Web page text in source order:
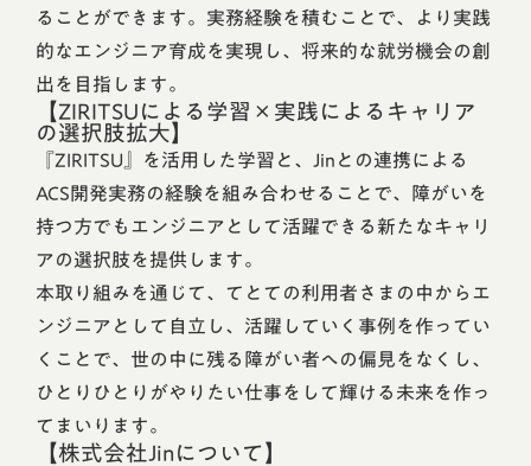
ることができます。実務経験を積むことで、より実践
的なエンジニア育成を実現し、将来的な就労機会の創
出を目指します。
【ZIRITSUによる学習×実践によるキャリア
の選択肢拡大】
『ZIRITSU』を活用した学習と、Jinとの連携による
ACS開発実務の経験を組み合わせることで、障がいを
持つ方でもエンジニアとして活躍できる新たなキャリ
アの選択肢を提供します。
本取り組みを通じて、てとての利用者さまの中からエ
ンジニアとして自立し、活躍していく事例を作ってい
くことで、世の中に残る障がい者への偏見をなくし、
ひとりひとりがやりたい仕事をして輝ける未来を作っ
てまいります。
【株式会社Jinについて】